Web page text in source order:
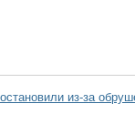
из-за